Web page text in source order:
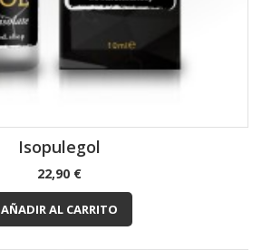
Isopulegol
Precio
22,90 €
AÑADIR AL CARRITO